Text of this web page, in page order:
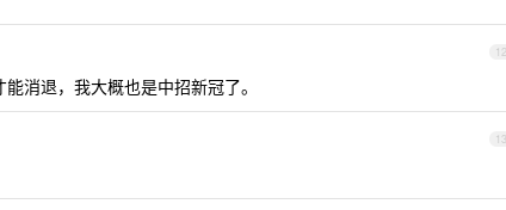
12
消退，我大概也是中招新冠了。
13